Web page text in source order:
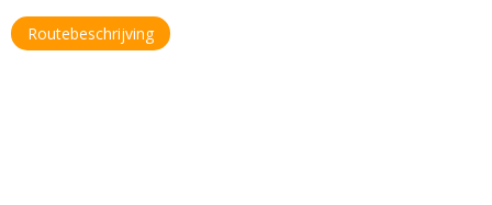
Routebeschrijving